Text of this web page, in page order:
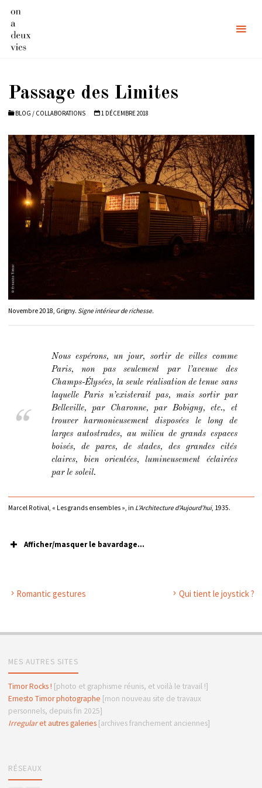
content
Passage des Limites
BLOG / COLLABORATIONS 1 DÉCEMBRE 2018
Novembre 2018, Grigny. Signe intérieur de richesse.
Nous espérons, un jour, sortir de villes comme
Paris, non pas seulement par l’avenue des
Champs-Élysées, la seule réalisation de tenue sans
laquelle Paris n’existerait pas, mais sortir par
Belleville, par Charonne, par Bobigny, etc., et
trouver harmonieusement disposées le long de
larges autostrades, au milieu de grands espaces
boisés, de parcs, de stades, des grandes cités
claires, bien orientées, lumineusement éclairées
par le soleil.
Marcel Rotival, « Les grands ensembles », in L’Architecture d’Aujourd’hui, 1935.
Afficher/masquer le bavardage...
Romantic gestures Qui tient le joystick ?
MES AUTRES SITES
Timor Rocks ! [photo et graphisme réunis, et voilà le travail !]
Ernesto Timor photographe [mon nouveau site de travaux
personnels, depuis fin 2025]
Irregularet autres galeries[archives franchement anciennes]
RÉSEAUX